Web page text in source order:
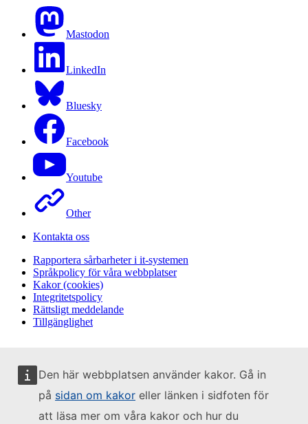
Den här webbplatsen använder kakor. Gå in
på sidan om kakor eller länken i sidfoten för
att läsa mer om våra kakor och hur du
Mastodon
LinkedIn
Bluesky
Facebook
Youtube
Other
Kontakta oss
Rapportera sårbarheter i it-systemen
Språkpolicy för våra webbplatser
Kakor (cookies)
Integritetspolicy
Rättsligt meddelande
Tillgänglighet